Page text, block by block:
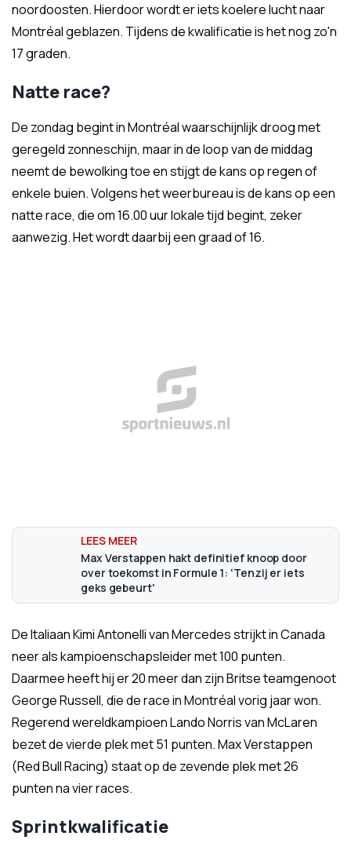
noordoosten. Hierdoor wordt er iets koelere lucht naar
Montréal geblazen. Tijdens de kwalificatie is het nog zo'n
17 graden.
Natte race?
De zondag begint in Montréal waarschijnlijk droog met
geregeld zonneschijn, maar in de loop van de middag
neemt de bewolking toe en stijgt de kans op regen of
enkele buien. Volgens het weerbureau is de kans op een
natte race, die om 16.00 uur lokale tijd begint, zeker
aanwezig. Het wordt daarbij een graad of 16.
Max Verstappen hakt definitief knoop door
over toekomst in Formule 1: 'Tenzij er iets
geks gebeurt'
De Italiaan Kimi Antonelli van Mercedes strijkt in Canada
neer als kampioenschapsleider met 100 punten.
Daarmee heeft hij er 20 meer dan zijn Britse teamgenoot
George Russell, die de race in Montréal vorig jaar won.
Regerend wereldkampioen Lando Norris van McLaren
bezet de vierde plek met 51 punten. Max Verstappen
(Red Bull Racing) staat op de zevende plek met 26
punten na vier races.
Sprintkwalificatie